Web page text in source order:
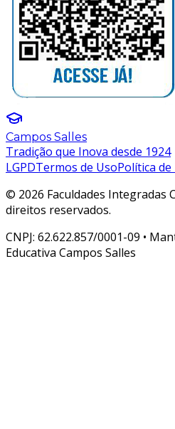
Campos Salles
Tradição que Inova desde 1924
LGPDTermos de UsoPolítica de
© 2026 Faculdades Integradas
direitos reservados.
CNPJ: 62.622.857/0001-09 •
Educativa Campos Salles